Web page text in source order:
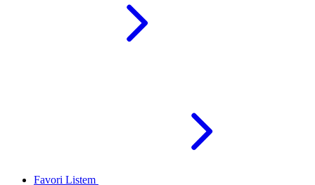
Favori Listem